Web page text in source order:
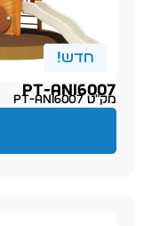
חדש!
PT-Ani6007
מק״ט PT-Ani6007